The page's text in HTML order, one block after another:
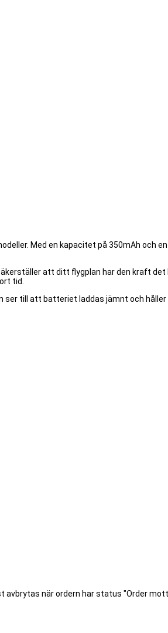
Med en kapacitet på 350mAh och
att ditt flygplan har den kraft
tid.
till att batteriet laddas jämnt och håller
när ordern har status "Order